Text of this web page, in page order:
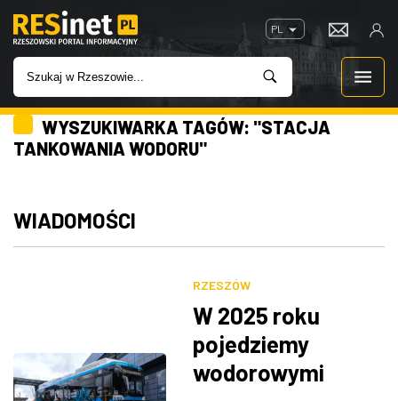
PL
WIADOMOŚCI
IMPREZY
GASTRONOMIA
WYSZUKIWARKA TAGÓW: "STACJA
TANKOWANIA WODORU"
WIADOMOŚCI
RZESZÓW
W 2025 roku
pojedziemy
wodorowymi